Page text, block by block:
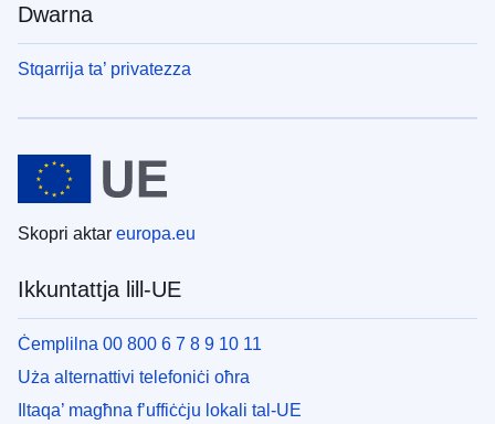
Dwarna
Stqarrija ta’ privatezza
Skopri aktar europa.eu
Ikkuntattja lill-UE
Ċemplilna 00 800 6 7 8 9 10 11
Uża alternattivi telefoniċi oħra
Iltaqa’ magħna f’uffiċċju lokali tal-UE